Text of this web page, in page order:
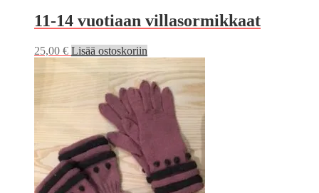
11-14 vuotiaan villasormikkaat
25,00 € Lisää ostoskoriin